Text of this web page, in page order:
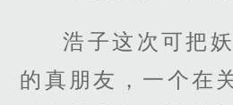
浩子这次可把
的真朋友，一个在